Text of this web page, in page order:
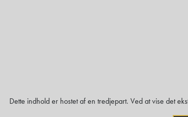
Dette indhold er hostet af en tredjepart. Ved at vise det